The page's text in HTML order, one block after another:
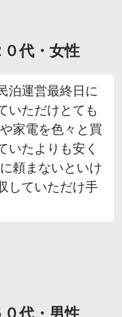
代・女性
泊運営最終日に
いただけとても
家電を色々と買
いたよりも安く
頼まないといけ
していただけ手
代・男性